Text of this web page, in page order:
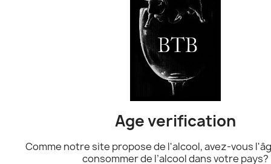
10,90 CHF
Poulet Frais Du Pays
Age verification
Comme notre site propose de l'alcool, avez-vous
consommer de l’alcool dans votre pays?